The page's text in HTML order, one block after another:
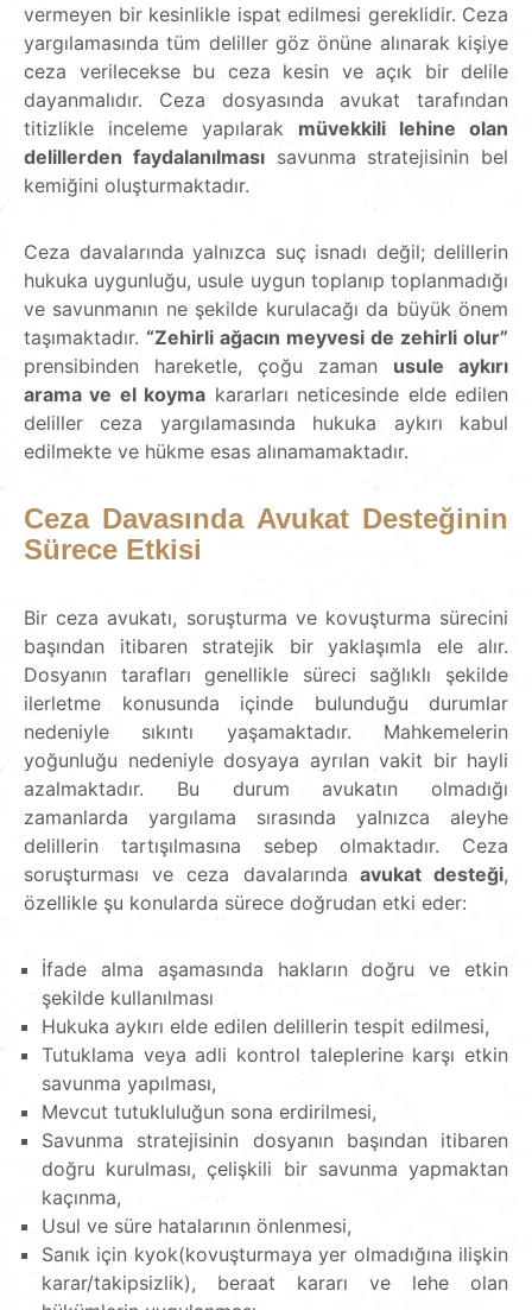
vermeyen bir kesinlikle ispat edilmesi gereklidir. Ceza
yargılamasında tüm deliller göz önüne alınarak kişiye
ceza verilecekse bu ceza kesin ve açık bir delile
dayanmalıdır. Ceza dosyasında avukat tarafından
titizlikle inceleme yapılarak müvekkili lehine olan
delillerden faydalanılmasısavunma stratejisinin bel
kemiğini oluşturmaktadır.
Ceza davalarında yalnızca suç isnadı değil; delillerin
hukuka uygunluğu, usule uygun toplanıp toplanmadığı
ve savunmanın ne şekilde kurulacağı da büyük önem
taşımaktadır. “Zehirli ağacın meyvesi de zehirli olur”
prensibinden hareketle, çoğu zaman usule aykırı
arama ve el koyma kararları neticesinde elde edilen
deliller ceza yargılamasında hukuka aykırı kabul
edilmekte ve hükme esas alınamamaktadır.
Ceza Davasında Avukat Desteğinin
Sürece Etkisi
Bir ceza avukatı, soruşturma ve kovuşturma sürecini
başından itibaren stratejik bir yaklaşımla ele alır.
Dosyanın tarafları genellikle süreci sağlıklı şekilde
ilerletme konusunda içinde bulunduğu durumlar
nedeniyle sıkıntı yaşamaktadır. Mahkemelerin
yoğunluğu nedeniyle dosyaya ayrılan vakit bir hayli
azalmaktadır. Bu durum avukatın olmadığı
zamanlarda yargılama sırasında yalnızca aleyhe
delillerin tartışılmasına sebep olmaktadır. Ceza
soruşturması ve ceza davalarında avukat desteği,
özellikle şu konularda sürece doğrudan etki eder:
İfade alma aşamasında hakların doğru ve etkin
şekilde kullanılması
Hukuka aykırı elde edilen delillerin tespit edilmesi,
Tutuklama veya adli kontrol taleplerine karşı etkin
savunma yapılması,
Mevcut tutukluluğun sona erdirilmesi,
Savunma stratejisinin dosyanın başından itibaren
doğru kurulması, çelişkili bir savunma yapmaktan
kaçınma,
Usul ve süre hatalarının önlenmesi,
Sanık için kyok(kovuşturmaya yer olmadığına ilişkin
karar/takipsizlik), beraat kararı ve lehe olan